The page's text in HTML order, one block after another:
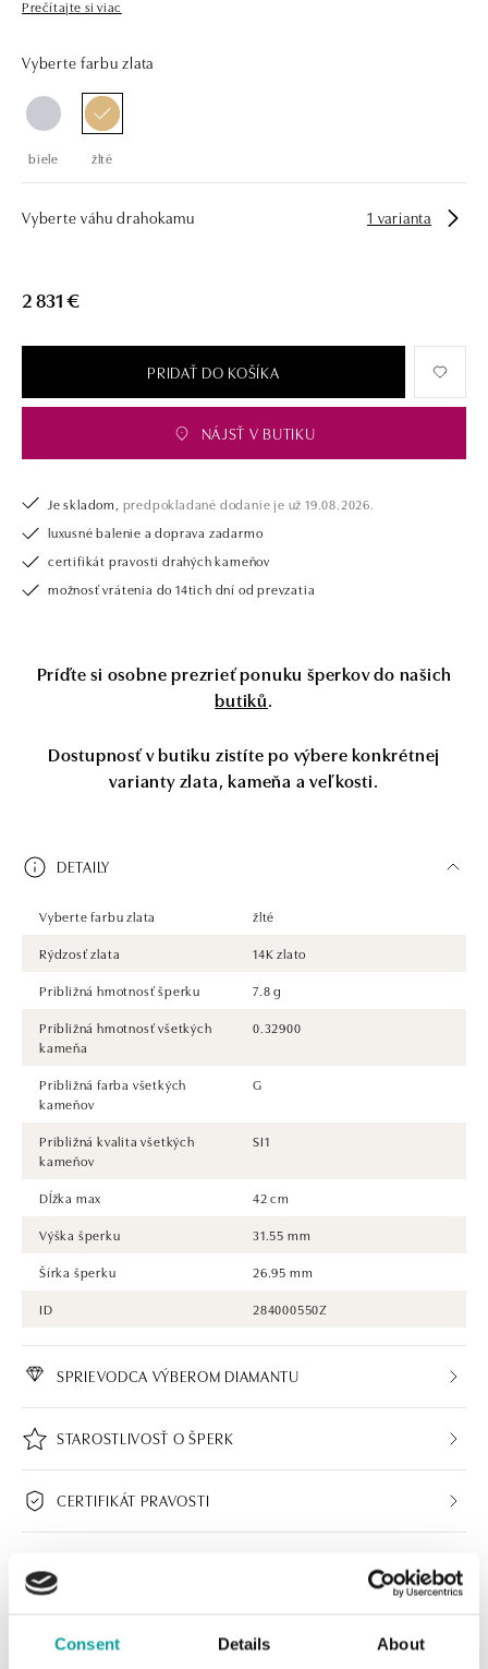
Consent Details About
Nechajte sa uniesť krásou a očarujúcimi trblietkami. Slávnostné šperky
tanzanitov a diamantov všetkých farieb. Náramky, náhrdelníky a
náušnice sú jedinečné nielen svojím elegantným tvarom, ale aj
veľa menších a väčších kameňov. Svojimi nekonečnými odrazmi nikdy
neprestávajú priťahovať pozornosť, a preto sú ideálne na slávnosti, plesy
vyberáte zásnubný prsteň alebo diamantový náramok alebo náhrdelník,
Prečítajte si viac
Vyberte farbu zlata
biele žlté
Vyberte váhu drahokamu 1 varianta
2 831 €
PRIDAŤ DO KOŠÍKA
NÁJSŤ V BUTIKU
Je skladom, predpokladané dodanie je už 19.08.2026.
luxusné balenie a doprava zadarmo
certifikát pravosti drahých kameňov
možnosť vrátenia do 14tich dní od prevzatia
Príďte si osobne prezrieť ponuku šperkov do našich
butiků.
Dostupnosť v butiku zistíte po výbere konkrétnej
varianty zlata, kameňa a veľkosti.
DETAILY
Vyberte farbu zlata
žlté
Rýdzosť zlata
14K zlato
Približná hmotnosť šperku
7.8 g
Približná hmotnosť všetkých
kameňa
0.32900
Približná farba všetkých
kameňov
G
Približná kvalita všetkých
kameňov
SI1
Dĺžka max
42 cm
Výška šperku
31.55 mm
Šírka šperku
26.95 mm
ID
284000550Z
SPRIEVODCA VÝBEROM DIAMANTU
STAROSTLIVOSŤ O ŠPERK
CERTIFIKÁT PRAVOSTI
ALO BUTIKY